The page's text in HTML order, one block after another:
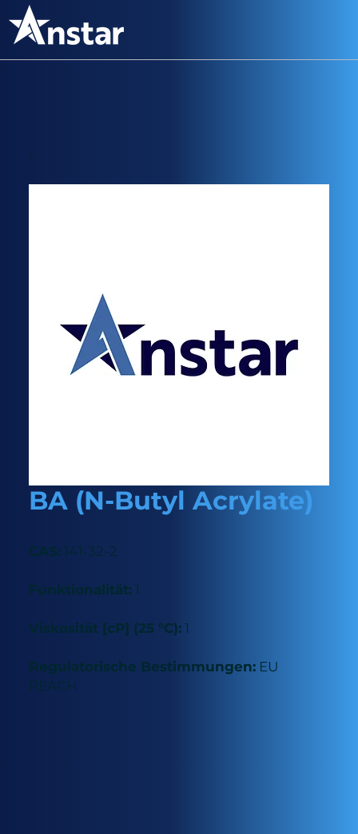
BA (N-Butyl Acrylate)
CAS: 141-32-2
Funktionalität: 1
Viskosität [cP] (25 °C): 1
Regulatorische Bestimmungen: EU
REACH